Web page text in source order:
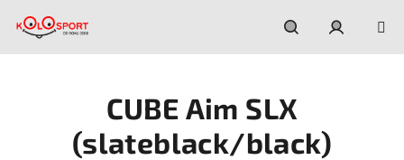
Hľadať
CUBE Aim SLX
(slateblack/black)